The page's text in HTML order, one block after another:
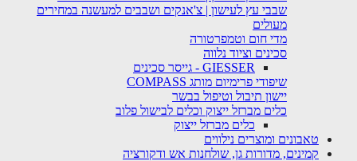
שבבי עץ לעישון | צ'אנקים ושבבים למעשנה במחירים
מעולים
מדי חום וטמפרטורה
סכינים וציוד נלווה
GIESSER - גייסר סכינים
שיפודי פרימיום מותג COMPASS
יישון תיבול וטיפול בבשר
כלים מברזל ייצוק וכלים לבישול פלוב
כלים מברזל ייצוק
טאבונים ומוצרים נילווים
קמינים, מדורות גן, שולחנות אש ודקורציה